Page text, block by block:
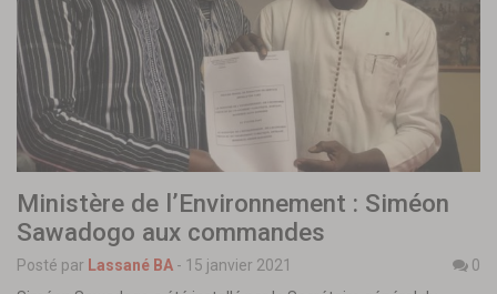
Ministère de l’Environnement : Siméon
Sawadogo aux commandes
Posté par Lassané BA - 15 janvier 2021
0